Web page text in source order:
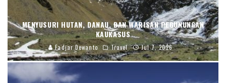
MENYUSURI HUTAN, DANAU, DAN WARISAN PEGUNUNGAN
KAUKASUS
Fadjar Dewanto Travel Jul 7, 2026